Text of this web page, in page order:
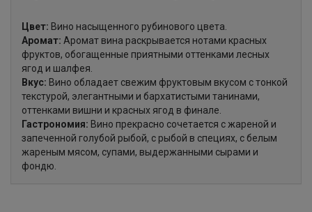
Цвет: Вино насыщенного рубинового цвета.
Аромат: Аромат вина раскрывается нотами красных
фруктов, обогащенные приятными оттенками лесных
ягод и шалфея.
Вкус: Вино обладает свежим фруктовым вкусом с тонкой
текстурой, элегантными и бархатистыми танинами,
оттенками вишни и красных ягод в финале.
Гастрономия: Вино прекрасно сочетается с жареной и
запеченной голубой рыбой, с рыбой в специях, с белым
жареным мясом, супами, выдержанными сырами и
фондю.